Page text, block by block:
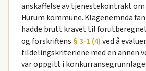
anskaffelse av tjenestekontrakt
Hurum kommune. Klagenemnda
hadde brutt kravet til
og forskriftens § 3-1 (4)ved å
tildelingskriteriene med en annen
var oppgitt i